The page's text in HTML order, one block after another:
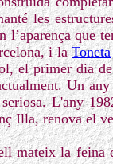
les
l’aparença que
i laToneta
el primer dia
Un any
L'any
Illa, renova el
mateix la feina